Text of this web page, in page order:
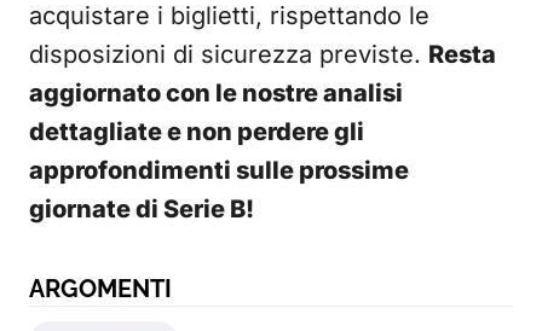
acquistare i biglietti, rispettando le
disposizioni di sicurezza previste. Resta
aggiornato con le nostre analisi
dettagliate e non perdere gli
approfondimenti sulle prossime
giornate di Serie B!
ARGOMENTI